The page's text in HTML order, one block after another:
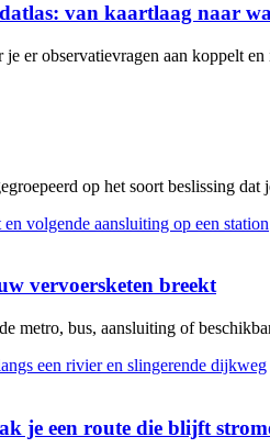
van kaartlaag naar
er observatievragen aan koppelt
op het soort beslissing dat
vervoersketen breekt
metro, bus, aansluiting of
je een route die blijft